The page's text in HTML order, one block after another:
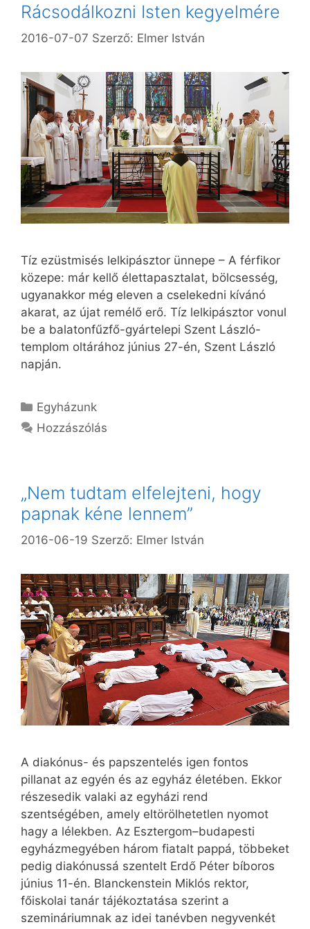
Rácsodálkozni Isten kegyelmére
2016-07-07 Szerző: Elmer István
Tíz ezüstmisés lelkipásztor ünnepe – A férfikor
közepe: már kellő élettapasztalat, bölcsesség,
ugyanakkor még eleven a cselekedni kívánó
akarat, az újat remélő erő. Tíz lelkipásztor vonul
be a balatonfűzfő-gyártelepi Szent László-
templom oltárához június 27-én, Szent László
napján.
Kategória
Egyházunk
Hozzászólás
„Nem tudtam elfelejteni, hogy
papnak kéne lennem”
2016-06-19 Szerző: Elmer István
A diakónus- és papszentelés igen fontos
pillanat az egyén és az egyház életében. Ekkor
részesedik valaki az egyházi rend
szentségében, amely eltörölhetetlen nyomot
hagy a lélekben. Az Esztergom–budapesti
egyházmegyében három fiatalt pappá, többeket
pedig diakónussá szentelt Erdő Péter bíboros
június 11-én. Blanckenstein Miklós rektor,
főiskolai tanár tájékoztatása szerint a
szemináriumnak az idei tanévben negyvenkét